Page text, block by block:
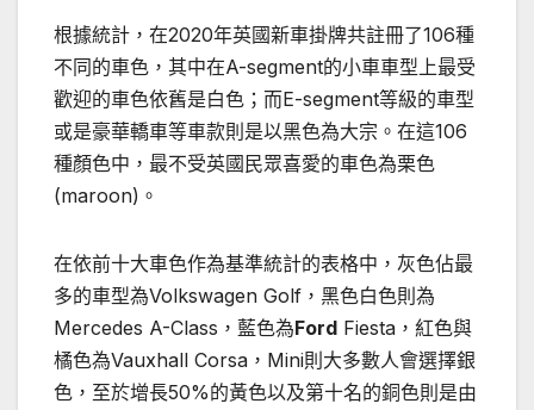
根據統計，在2020年英國新車掛牌共註冊了106種
不同的車色，其中在A-segment的小車車型上最受
歡迎的車色依舊是白色；而E-segment等級的車型
或是豪華轎車等車款則是以黑色為大宗。在這106
種顏色中，最不受英國民眾喜愛的車色為栗色
(maroon)。
在依前十大車色作為基準統計的表格中，灰色佔最
多的車型為Volkswagen Golf，黑色白色則為
Mercedes A-Class，藍色為Ford Fiesta，紅色與
橘色為Vauxhall Corsa，Mini則大多數人會選擇銀
色，至於增長50%的黃色以及第十名的銅色則是由